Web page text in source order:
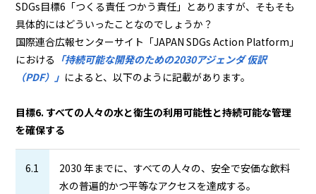
SDGs目標6「つくる責任 つかう責任」とありますが、そもそも
具体的にはどういったことなのでしょうか？
国際連合広報センターサイト「JAPAN SDGs Action Platform」
における 「持続可能な開発のための2030アジェンダ 仮訳
（PDF）」 によると、以下のように記載があります。
目標6. すべての人々の水と衛生の利用可能性と持続可能な管理
を確保する
6.1
2030 年までに、すべての人々の、安全で安価な飲料
水の普遍的かつ平等なアクセスを達成する。